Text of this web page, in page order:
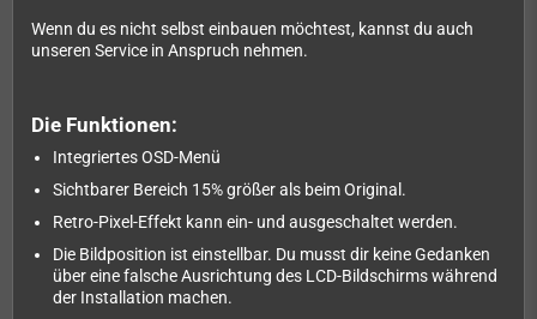
Wenn du es nicht selbst einbauen möchtest, kannst du auch
unseren Service in Anspruch nehmen.
Die Funktionen:
Integriertes OSD-Menü
Sichtbarer Bereich 15% größer als beim Original.
Retro-Pixel-Effekt kann ein- und ausgeschaltet werden.
Die Bildposition ist einstellbar. Du musst dir keine Gedanken
über eine falsche Ausrichtung des LCD-Bildschirms während
der Installation machen.